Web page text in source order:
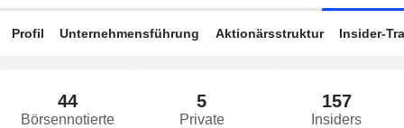
Profil Unternehmensführung Aktionärsstruktur Insider-
44
Börsennotierte
5
Private
157
Insiders